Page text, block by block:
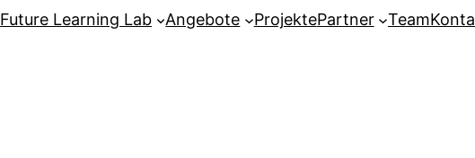
Future Learning Lab Angebote ProjektePartner Team